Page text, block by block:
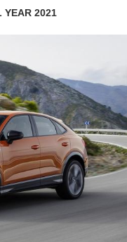
YEAR 2021